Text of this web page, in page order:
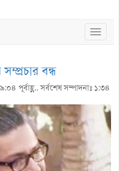
Toggle
বন্ধ
পূর্বাহ্ণ.. সর্বশেষ সম্পাদনাঃ ১:৩৪